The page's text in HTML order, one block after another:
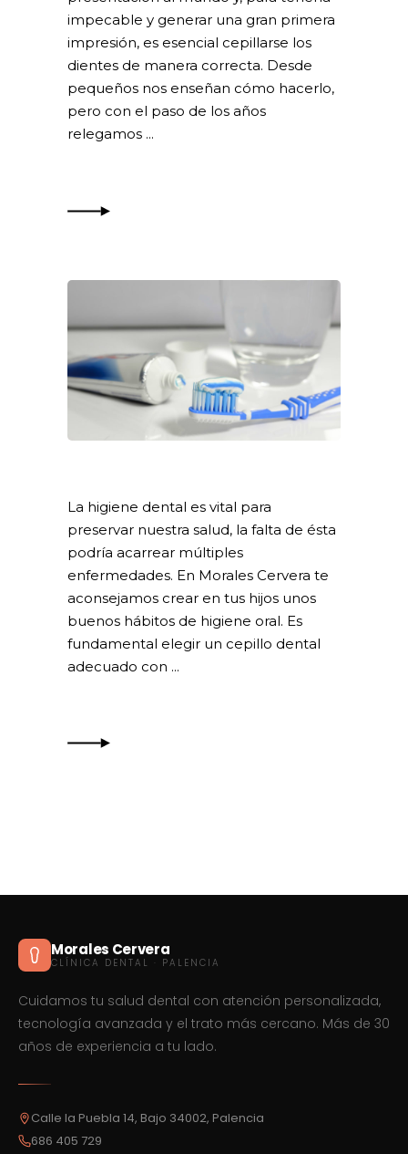
impecable y generar una gran primera
impresión, es esencial cepillarse los
dientes de manera correcta. Desde
pequeños nos enseñan cómo hacerlo,
pero con el paso de los años
relegamos
La higiene dental es vital para
preservar nuestra salud, la falta de ésta
podría acarrear múltiples
enfermedades. En Morales Cervera te
aconsejamos crear en tus hijos unos
buenos hábitos de higiene oral. Es
fundamental elegir un cepillo dental
adecuado con
Morales Cervera
CLÍNICA DENTAL · PALENCIA
Cuidamos tu salud dental con atención personalizada,
tecnología avanzada y el trato más cercano. Más de 30
años de experiencia a tu lado.
Calle la Puebla 14, Bajo 34002, Palencia
686 405 729